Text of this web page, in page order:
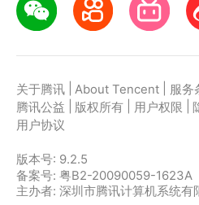
关于腾讯 About Tencent 服务
腾讯公益
版权所有 用户权限
用户协议
版本号: 9.2.5
备案号: 粤B2-20090059-1623A
主办者: 深圳市腾讯计算机系统有